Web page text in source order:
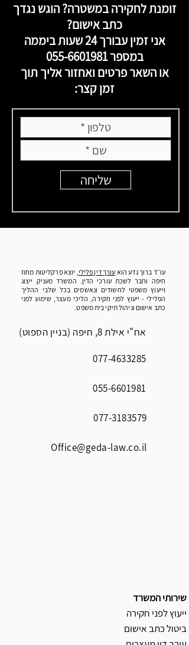
זומנת לחקירה במשטרה? הוגש נגדך
כתב אישום?
אני זמין עבורך 24 שעות ביממה
במספר055-6601981
או השאר פרטים ואחזור אליך תוך
זמן קצר:
שליחה
עו״ד ברוך גדע הוא עורך דין פלילי, יוצא פרקליטות מחוז
חיפה וחבר לשכת עורכי הדין. המשרד מעניק ייצוג
וייעוץ משפטי לחשודים ונאשמים בכל שלבי ההליך
הפלילי - ייעוץ לפני חקירה, הליכי מעצר, שימוע לפני
כתב אישום וניהול תיקי בית משפט.
אח"י אילת 8, חיפה (בניין הספוט)
077-4633285
055-6601981
077-3183579
Office@geda-law.co.il
שירותי המשרד
ייעוץ לפני חקירה
ביטול כתב אישום